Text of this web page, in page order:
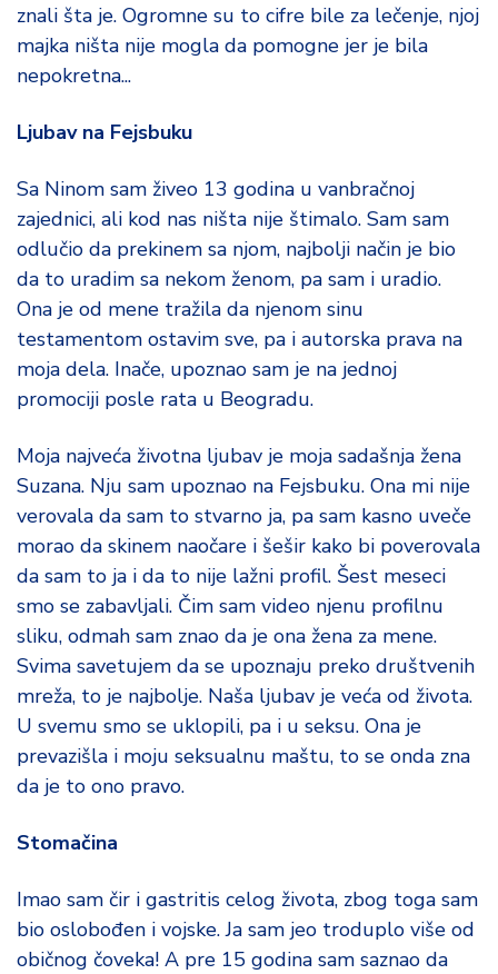
znali šta je. Ogromne su to cifre bile za lečenje, njoj
majka ništa nije mogla da pomogne jer je bila
nepokretna...
Ljubav na Fejsbuku
Sa Ninom sam živeo 13 godina u vanbračnoj
zajednici, ali kod nas ništa nije štimalo. Sam sam
odlučio da prekinem sa njom, najbolji način je bio
da to uradim sa nekom ženom, pa sam i uradio.
Ona je od mene tražila da njenom sinu
testamentom ostavim sve, pa i autorska prava na
moja dela. Inače, upoznao sam je na jednoj
promociji posle rata u Beogradu.
Moja najveća životna ljubav je moja sadašnja žena
Suzana. Nju sam upoznao na Fejsbuku. Ona mi nije
verovala da sam to stvarno ja, pa sam kasno uveče
morao da skinem naočare i šešir kako bi poverovala
da sam to ja i da to nije lažni profil. Šest meseci
smo se zabavljali. Čim sam video njenu profilnu
sliku, odmah sam znao da je ona žena za mene.
Svima savetujem da se upoznaju preko društvenih
mreža, to je najbolje. Naša ljubav je veća od života.
U svemu smo se uklopili, pa i u seksu. Ona je
prevazišla i moju seksualnu maštu, to se onda zna
da je to ono pravo.
Stomačina
Imao sam čir i gastritis celog života, zbog toga sam
bio oslobođen i vojske. Ja sam jeo troduplo više od
običnog čoveka! A pre 15 godina sam saznao da